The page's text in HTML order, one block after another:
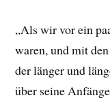
„Als wir vor ein
waren, und mit
der länger und
über seine